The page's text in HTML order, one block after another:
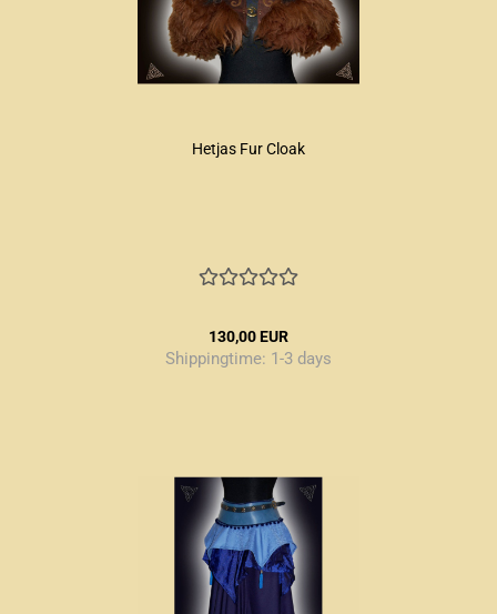
Hetjas Fur Cloak
130,00 EUR
Shippingtime: 1-3 days